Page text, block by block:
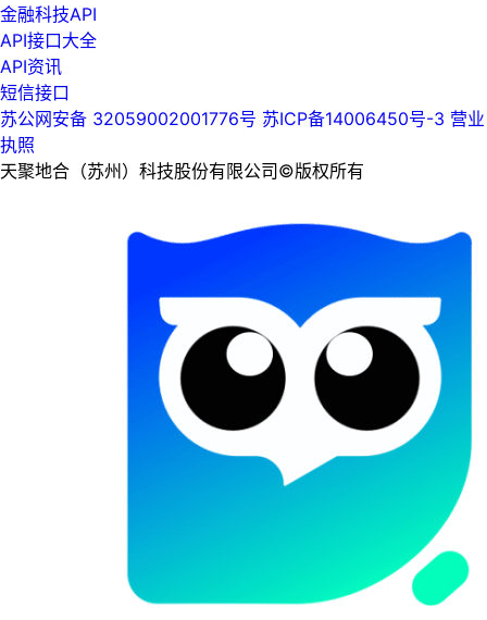
金融科技API
API接口大全
API资讯
短信接口
苏公网安备 32059002001776号 苏ICP备14006450号-3 营业
执照
天聚地合（苏州）科技股份有限公司©版权所有